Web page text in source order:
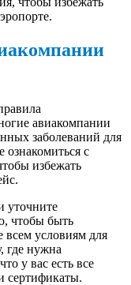
авиакомпании
заболеваний для
ознакомиться с
избежать
уточните
чтобы быть
всем условиям для
где нужна
у вас есть все
сертификаты.